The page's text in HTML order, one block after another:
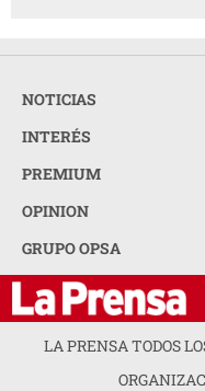
NOTICIAS
INTERÉS
PREMIUM
OPINION
GRUPO OPSA
LA PRENSA TODOS